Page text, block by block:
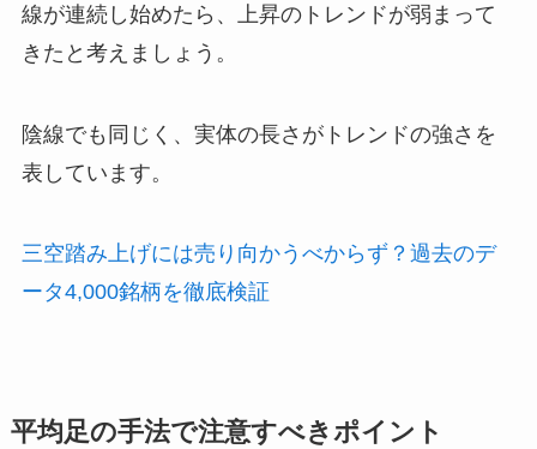
線が連続し始めたら、上昇のトレンドが弱まって
きたと考えましょう。
陰線でも同じく、実体の長さがトレンドの強さを
表しています。
三空踏み上げには売り向かうべからず？過去のデ
ータ4,000銘柄を徹底検証
平均足の手法で注意すべきポイント